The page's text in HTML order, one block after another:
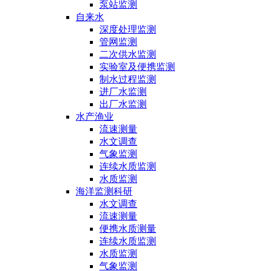
泵站监测
自来水
深度处理监测
管网监测
二次供水监测
实验室及便携监测
制水过程监测
进厂水监测
出厂水监测
水产渔业
流速测量
水文调查
气象监测
连续水质监测
水质监测
海洋监测科研
水文调查
流速测量
便携水质测量
连续水质监测
水质监测
气象监测